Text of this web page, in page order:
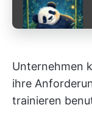
Unternehmen
ihre
trainieren